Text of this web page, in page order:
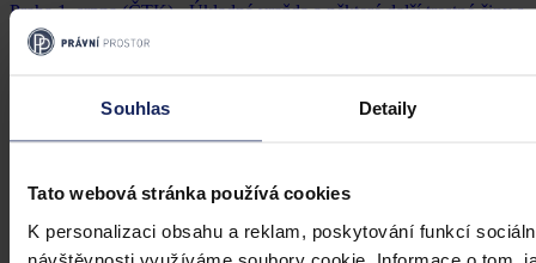
Souhlas Detaily
Tato webová stránka používá cookies
K personalizaci obsahu a reklam, poskytování funkcí
návštěvnosti využíváme soubory cookie. Informace o tom,
Praha 1. srpna (ČTK) - Úkladná vražda a některé další trestné činy s
úmyslným usmrcením by se mohly zařadit mezi nepromlčitelné. Jde
také například o některé činy související s obecným ohrožením,
3. srpna 2026, 10:04